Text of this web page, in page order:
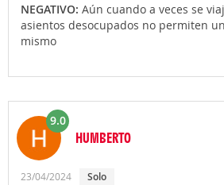
NEGATIVO: Aún cuando a veces se
asientos desocupados no permiten
mismo
9.0
HUMBERTO
23/04/2024 Solo